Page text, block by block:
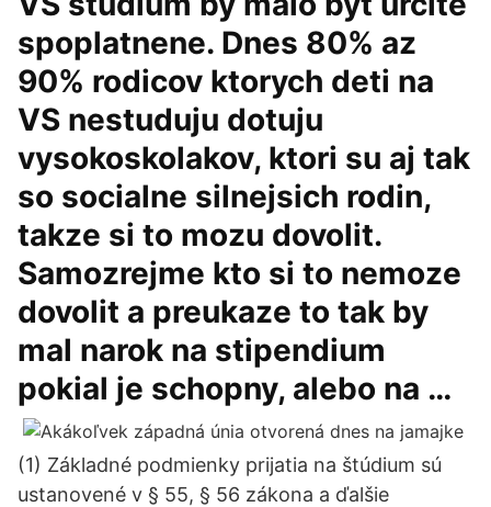
spoplatnene. Dnes 80% az
90% rodicov ktorych deti na
VS nestuduju dotuju
vysokoskolakov, ktori su aj tak
so socialne silnejsich rodin,
takze si to mozu dovolit.
Samozrejme kto si to nemoze
dovolit a preukaze to tak by
mal narok na stipendium
pokial je schopny, alebo na …
(1) Základné podmienky prijatia na štúdium sú
ustanovené v § 55, § 56 zákona a ďalšie